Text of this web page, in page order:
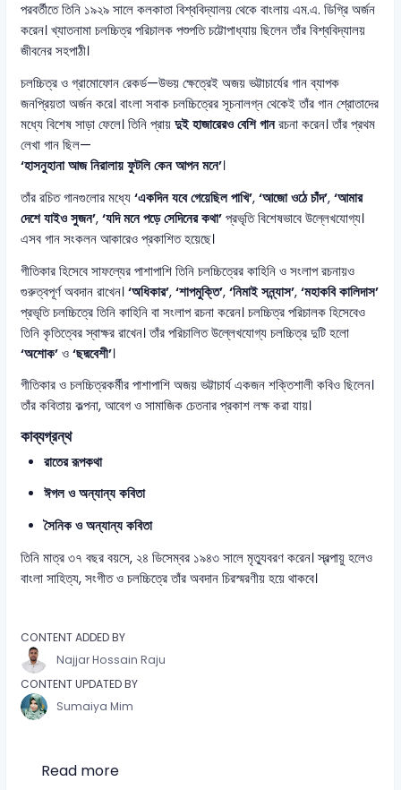
পরবর্তীতে তিনি ১৯২৯ সালে কলকাতা বিশ্ববিদ্যালয় থেকে বাংলায় এম.এ. ডিগ্রি অর্জন
করেন। খ্যাতনামা চলচ্চিত্র পরিচালক পশুপতি চট্টোপাধ্যায় ছিলেন তাঁর বিশ্ববিদ্যালয়
জীবনের সহপাঠী।
চলচ্চিত্র ও গ্রামোফোন রেকর্ড—উভয় ক্ষেত্রেই অজয় ভট্টাচার্যের গান ব্যাপক
জনপ্রিয়তা অর্জন করে। বাংলা সবাক চলচ্চিত্রের সূচনালগ্ন থেকেই তাঁর গান শ্রোতাদের
মধ্যে বিশেষ সাড়া ফেলে। তিনি প্রায়দুই হাজারেরও বেশি গানরচনা করেন। তাঁর প্রথম
লেখা গান ছিল—
‘হাসনুহানা আজ নিরালায় ফুটলি কেন আপন মনে’।
তাঁর রচিত গানগুলোর মধ্যে‘একদিন যবে গেয়েছিল পাখি’,‘আজো ওঠে চাঁদ’,‘আমার
দেশে যাইও সুজন’,‘যদি মনে পড়ে সেদিনের কথা’ প্রভৃতি বিশেষভাবে উল্লেখযোগ্য।
এসব গান সংকলন আকারেও প্রকাশিত হয়েছে।
গীতিকার হিসেবে সাফল্যের পাশাপাশি তিনি চলচ্চিত্রের কাহিনি ও সংলাপ রচনায়ও
গুরুত্বপূর্ণ অবদান রাখেন।‘অধিকার’,‘শাপমুক্তি’,‘নিমাই সন্ন্যাস’,‘মহাকবি কালিদাস’
প্রভৃতি চলচ্চিত্রে তিনি কাহিনি বা সংলাপ রচনা করেন। চলচ্চিত্র পরিচালক হিসেবেও
তিনি কৃতিত্বের স্বাক্ষর রাখেন। তাঁর পরিচালিত উল্লেখযোগ্য চলচ্চিত্র দুটি হলো
‘অশোক’ ও‘ছদ্মবেশী’।
গীতিকার ও চলচ্চিত্রকর্মীর পাশাপাশি অজয় ভট্টাচার্য একজন শক্তিশালী কবিও ছিলেন।
তাঁর কবিতায় কল্পনা, আবেগ ও সামাজিক চেতনার প্রকাশ লক্ষ করা যায়।
কাব্যগ্রন্থ
রাতের রূপকথা
ঈগল ও অন্যান্য কবিতা
সৈনিক ও অন্যান্য কবিতা
তিনি মাত্র ৩৭ বছর বয়সে, ২৪ ডিসেম্বর ১৯৪৩ সালে মৃত্যুবরণ করেন। স্বল্পায়ু হলেও
বাংলা সাহিত্য, সংগীত ও চলচ্চিত্রে তাঁর অবদান চিরস্মরণীয় হয়ে থাকবে।
CONTENT ADDED BY
Najjar Hossain Raju
CONTENT UPDATED BY
Sumaiya Mim
Read more